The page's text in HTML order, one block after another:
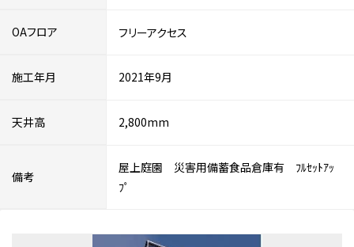
OAフロア フリーアクセス
施工年月 2021年9月
天井高 2,800mm
備考
屋上庭園 災害用備蓄食品倉庫有 ﾌﾙｾｯﾄｱｯ
ﾌﾟ